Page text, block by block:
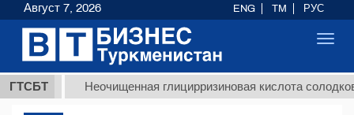
ГТСБТНеочищенная глицирризиновая кислота солодкового
Август 7, 2026 ENG TM РУС